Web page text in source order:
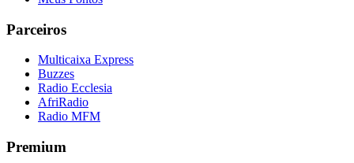
Parceiros
Multicaixa Express
Buzzes
Radio Ecclesia
AfriRadio
Radio MFM
Premium